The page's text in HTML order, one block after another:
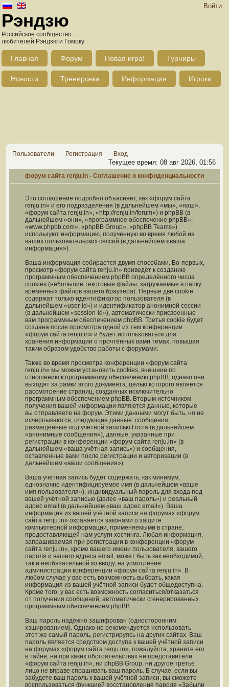
Войти
Рэндзю
Российское сообщество
любителей Рэндзю и Гомоку
Главная Форум Новая игра! Турниры
Новости Тренировка Информация Игроки
Пользователи Регистрация Вход
Текущее время: 08 авг 2026, 01:56
форум сайта renju.in - Соглашение о конфиденциальности
Это соглашение подробно объясняет, как «форум сайта
renju.in» и его подразделения (в дальнейшем «мы», «наш»,
«форум сайта renju.in», «http://renju.in/forum») и phpBB (в
дальнейшем «они», «программное обеспечение phpBB»,
«www.phpbb.com», «phpBB Group», «phpBB Teams»)
используют информацию, полученную во время любой из
ваших пользовательских сессий (в дальнейшем «ваша
информация»).
Ваша информация собирается двумя способами. Во-первых,
просмотр «форум сайта renju.in» приведёт к созданию
программным обеспечением phpBB определённого числа
cookies (небольшие текстовые файлы, загружаемые в папку
временных файлов вашего браузера). Первые две cookie
содержат только идентификатор пользователя (в
дальнейшем «user-id») и идентификатор анонимной сессии
(в дальнейшем «session-id»), автоматически присвоенные
вам программным обеспечением phpBB. Третья cookie будет
создана после просмотра одной из тем конференции
«форум сайта renju.in» и будет использоваться для
хранения информации о прочтённых вами темах, повышая
таким образом удобство работы с форумами.
Также во время просмотра конференции «форум сайта
renju.in» мы можем установить cookies, внешние по
отношению к программному обеспечению phpBB, однако они
выходят за рамки этого документа, целью которого является
рассмотрение страниц, созданных исключительно
программным обеспечением phpBB. Вторым источником
получения вашей информации являются данные, которые
вы отправляете на форум. Этими данными могут быть, но не
исчерпываются, следующие данные: сообщения,
размещённые под учётной записью Гостя (в дальнейшем
«анонимные сообщения»), данные, указанные при
регистрации в конференции «форум сайта renju.in» (в
дальнейшем «ваша учётная запись») и сообщения,
оставленные вами после регистрации и авторизации (в
дальнейшем «ваши сообщения»).
Ваша учётная запись будет содержать, как минимум,
однозначно идентифицируемое имя (в дальнейшем «ваше
имя пользователя»), индивидуальный пароль для входа под
вашей учётной записью (далее «ваш пароль») и реальный
адрес email (в дальнейшем «ваш адрес email»). Ваша
информация из вашей учётной записи на форумах «форум
сайта renju.in» охраняется законами о защите
компьютерной информации, применяемыми в стране,
предоставляющей нам услуги хостинга. Любая информация,
запрашиваемая при регистрации в конференции «форум
сайта renju.in», кроме вашего имени пользователя, вашего
пароля и вашего адреса email, может быть как необходимой,
так и необязательной ко вводу, на усмотрение
администрации конференции «форум сайта renju.in». В
любом случае у вас есть возможность выбрать, какая
информация из вашей учётной записи будет общедоступна.
Кроме того, у вас есть возможность согласиться/отказаться
от получения сообщений, автоматически сгенерированных
программным обеспечением phpBB.
Ваш пароль надёжно зашифрован (односторонним
хэшированием). Однако не рекомендуется использовать
этот же самый пароль, регистрируясь на других сайтах. Ваш
пароль является средством доступа к вашей учётной записи
на форумах «форум сайта renju.in», пожалуйста, храните его
в тайне, ни при каких обстоятельствах ни представители
«форум сайта renju.in», ни phpBB Group, ни другое третье
лицо не вправе спрашивать ваш пароль. В случае, если вы
забудете ваш пароль к вашей учётной записи, вы сможете
воспользоваться функцией восстановления пароля «Забыли